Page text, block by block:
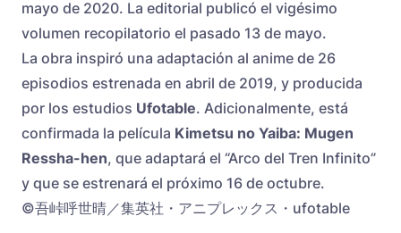
mayo de 2020. La editorial publicó el vigésimo
volumen recopilatorio el pasado 13 de mayo.
La obra inspiró una adaptación al anime de 26
episodios estrenada en abril de 2019, y producida
por los estudios Ufotable. Adicionalmente, está
confirmada la película Kimetsu no Yaiba: Mugen
Ressha-hen, que adaptará el “Arco del Tren Infinito”
y que se estrenará el próximo 16 de octubre.
©吾峠呼世晴／集英社・アニプレックス・ufotable